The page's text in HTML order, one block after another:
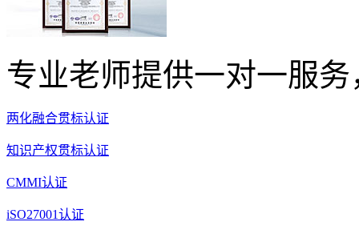
专业老师提供一对一服
两化融合贯标认证
知识产权贯标认证
CMMI认证
iSO27001认证